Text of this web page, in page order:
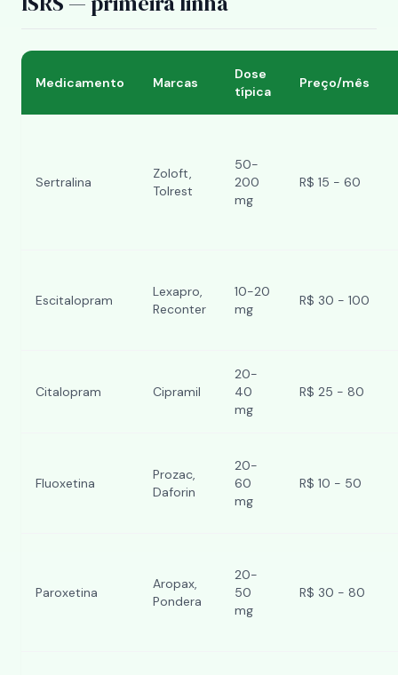
Medicamento Marcas
Dose
típica
Preço/mês
Sertralina
Zoloft,
Tolrest
50-
200
mg
R$ 15 - 60
Escitalopram
Lexapro,
Reconter
10-20
mg
R$ 30 - 100
Citalopram Cipramil
20-
40
mg
R$ 25 - 80
Fluoxetina
Prozac,
Daforin
20-
60
mg
R$ 10 - 50
Paroxetina
Aropax,
Pondera
20-
50
mg
R$ 30 - 80